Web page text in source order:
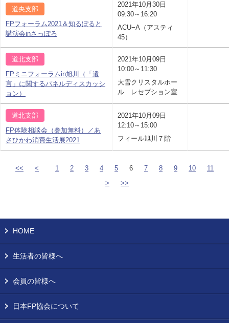
道央支部
FPフォーラム2021＆知るぽると
講演会inさっぽろ
2021年10月30日
09:30～16:20
ACU−A（アスティ
45）
道北支部
FPミニフォーラムin旭川（「遺
言」に関するパネルディスカッシ
ョン）
2021年10月09日
10:00～11:30
大雪クリスタルホー
ル レセプション室
道北支部
FP体験相談会（参加無料）／あ
さひかわ消費生活展2021
2021年10月09日
12:10～15:00
フィール旭川７階
<< < 1 2 3 4 5 6 7 8 9 10
11
>
>>
HOME
生活者の皆様へ
会員の皆様へ
日本FP協会について